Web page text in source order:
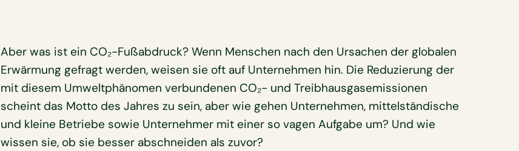
Aber was ist ein CO₂-Fußabdruck? Wenn Menschen nach den Ursachen der globalen
Erwärmung gefragt werden, weisen sie oft auf Unternehmen hin. Die Reduzierung der
mit diesem Umweltphänomen verbundenen CO₂- und Treibhausgasemissionen
scheint das Motto des Jahres zu sein, aber wie gehen Unternehmen, mittelständische
und kleine Betriebe sowie Unternehmer mit einer so vagen Aufgabe um? Und wie
wissen sie, ob sie besser abschneiden als zuvor?